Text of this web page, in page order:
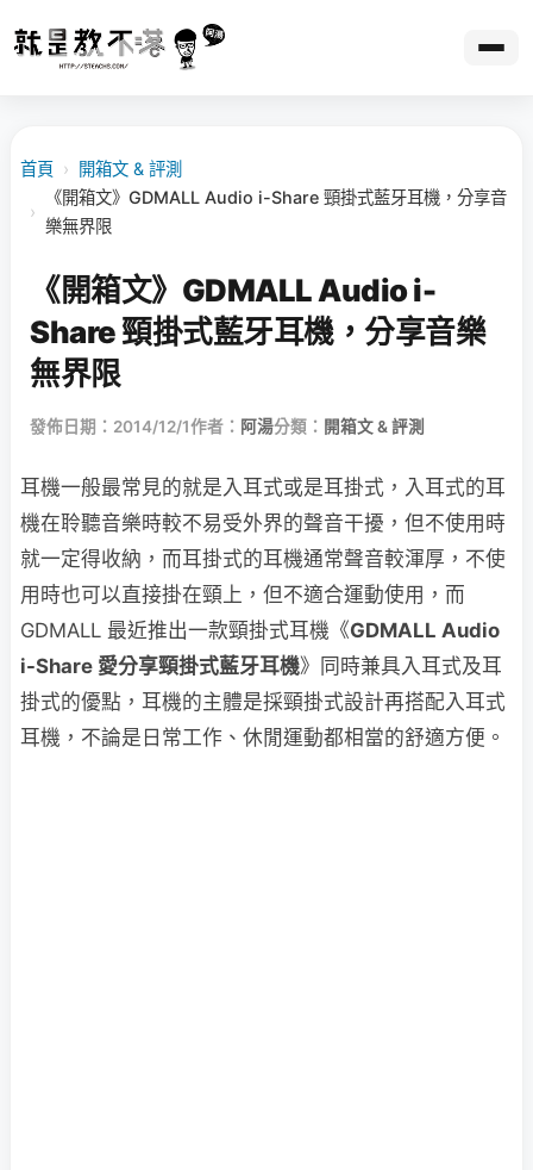
首頁 › 開箱文 & 評測
›
《開箱文》GDMALL Audio i-Share 頸掛式藍牙耳機，分享音
樂無界限
《開箱文》GDMALL Audio i-
Share 頸掛式藍牙耳機，分享音樂
無界限
發佈日期：2014/12/1作者： 阿湯分類： 開箱文 & 評測
耳機一般最常見的就是入耳式或是耳掛式，入耳式的耳
機在聆聽音樂時較不易受外界的聲音干擾，但不使用時
就一定得收納，而耳掛式的耳機通常聲音較渾厚，不使
用時也可以直接掛在頸上，但不適合運動使用，而
GDMALL 最近推出一款頸掛式耳機《GDMALL Audio
i-Share 愛分享頸掛式藍牙耳機》同時兼具入耳式及耳
掛式的優點，耳機的主體是採頸掛式設計再搭配入耳式
耳機，不論是日常工作、休閒運動都相當的舒適方便。